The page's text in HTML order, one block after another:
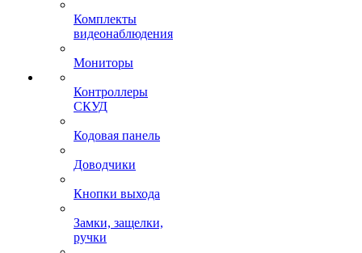
Комплекты
видеонаблюдения
Мониторы
Контроллеры
СКУД
Кодовая панель
Доводчики
Кнопки выхода
Замки, защелки,
ручки